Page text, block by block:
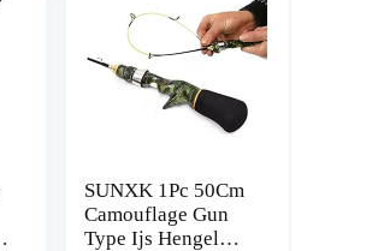
SUNXK 1Pc 50Cm
Camouflage Gun
Type Ijs Hengel